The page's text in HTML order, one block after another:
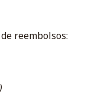
reembolsos: